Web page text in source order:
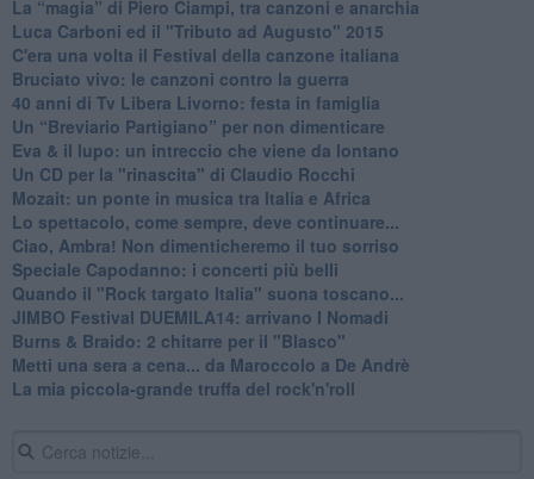
La “magia” di Piero Ciampi, tra canzoni e anarchia
Luca Carboni ed il "Tributo ad Augusto" 2015
C'era una volta il Festival della canzone italiana
Bruciato vivo: le canzoni contro la guerra
40 anni di Tv Libera Livorno: festa in famiglia
Un “Breviario Partigiano” per non dimenticare
Eva & il lupo: un intreccio che viene da lontano
Un CD per la "rinascita" di Claudio Rocchi
Mozait: un ponte in musica tra Italia e Africa
Lo spettacolo, come sempre, deve continuare...
Ciao, Ambra! Non dimenticheremo il tuo sorriso
Speciale Capodanno: i concerti più belli
Quando il "Rock targato Italia" suona toscano...
JIMBO Festival DUEMILA14: arrivano I Nomadi
Burns & Braido: 2 chitarre per il "Blasco"
Metti una sera a cena... da Maroccolo a De Andrè
La mia piccola-grande truffa del rock'n'roll